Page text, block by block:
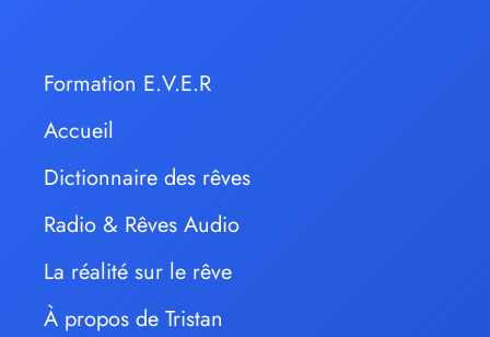
Formation E.V.E.R
Accueil
Dictionnaire des rêves
Radio & Rêves Audio
La réalité sur le rêve
À propos de Tristan